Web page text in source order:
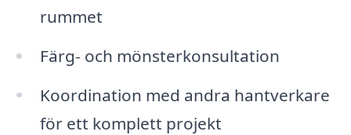
rummet
Färg- och mönsterkonsultation
Koordination med andra hantverkare
för ett komplett projekt